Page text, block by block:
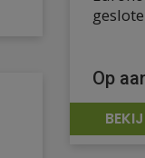
Op